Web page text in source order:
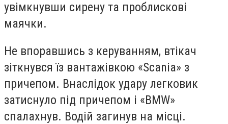
увімкнувши сирену та проблискові
маячки.
Не впоравшись з керуванням, втікач
зіткнувся їз вантажівкою «Scania» з
причепом. Внаслідок удару легковик
затиснуло під причепом і «BMW»
спалахнув. Водій загинув на місці.